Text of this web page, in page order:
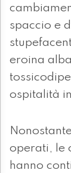
spaccio e
eroina
ospitalità
operati, le
hanno